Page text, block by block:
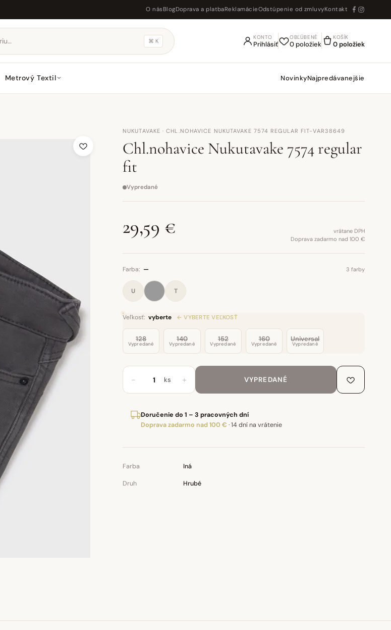
O nás BlogDoprava a platbaReklamácieOdstúpenie od zmluvyKontakt
⌘ K
KONTO
Prihlásiť
OBĽÚBENÉ
0 položiek
KOŠÍK
0 položiek
Metrový Textil NovinkyNajpredávanejšie
NUKUTAVAKE · CHL.NOHAVICE NUKUTAVAKE 7574 REGULAR FIT-VAR38649
Chl.nohavice Nukutavake 7574 regular
fit
Vypredané
29,59 €
vrátane DPH
Doprava zadarmo nad 100 €
Farba: — 3 farby
U T
Veľkosť: vyberte ← VYBERTE VEĽKOSŤ
128
Vypredané
140
Vypredané
152
Vypredané
160
Vypredané
Universal
Vypredané
− ks + VYPREDANÉ
Doručenie do 1 – 3 pracovných dní
Doprava zadarmo nad 100 € ·14 dní na vrátenie
Farba Iná
Druh Hrubé